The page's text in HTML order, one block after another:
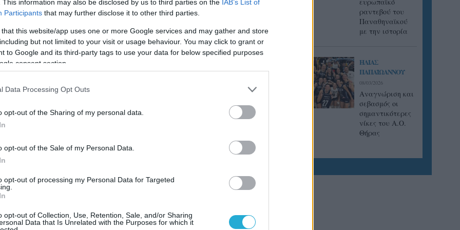
This information may also be disclosed by us to third parties on the IAB’s List of
Participants that may further disclose it to other third parties.
that this website/app uses one or more Google services and may gather and store
but not limited to your visit or usage behaviour. You may click to grant or
to Google and its third-party tags to use your data for below specified purposes
consent section.
Data Processing Opt Outs
opt-out of the Sharing of my personal data.
opt-out of the Sale of my Personal Data.
opt-out of processing my Personal Data for Targeted
opt-out of Collection, Use, Retention, Sale, and/or Sharing
Data that Is Unrelated with the Purposes for which it
22, 15-12)
ραντεβού του
Παναθηναϊκού
με την ιστορία
ΗΛΙΑΣ
ΠΑΠΑΪΩΑΝΝΟΥ
08/03/2026
Αναγνώριση και
σεβασμός οι
σημαντικότερες
νίκες του Α.Ο.
Θήρας